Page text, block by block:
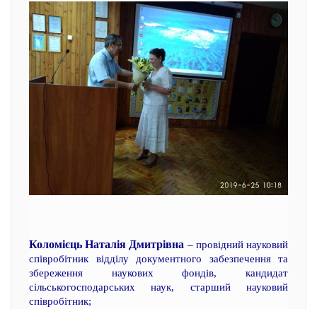
Коломієць Наталія Дмитрівна – провідний науковий
співробітник відділу документного забезпечення та
збереження наукових фондів, кандидат
сільськогосподарських наук, старший науковий
співробітник;